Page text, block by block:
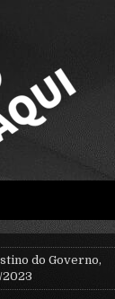
do Governo,
2023